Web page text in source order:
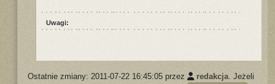
Uwagi:
Ostatnie zmiany: 2011-07-22 16:45:05 przez redakcja. Jeżeli